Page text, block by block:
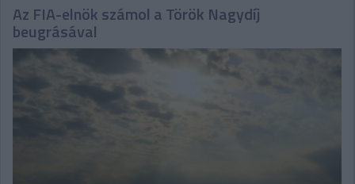
Az FIA-elnök számol a Török Nagydíj
beugrásával